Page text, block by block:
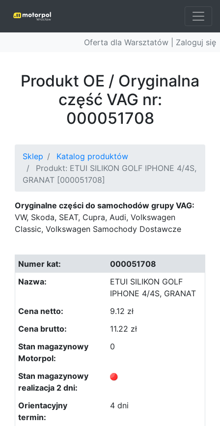
Oferta dla Warsztatów | Zaloguj się
Produkt OE / Oryginalna
część VAG nr:
000051708
Sklep
Katalog produktów
Produkt: ETUI SILIKON GOLF IPHONE 4/4S,
GRANAT [000051708]
Oryginalne części do samochodów grupy VAG:
VW, Skoda, SEAT, Cupra, Audi, Volkswagen
Classic, Volkswagen Samochody Dostawcze
000051708
ETUI SILIKON GOLF
IPHONE 4/4S, GRANAT
9.12 zł
11.22 zł
0
4 dni